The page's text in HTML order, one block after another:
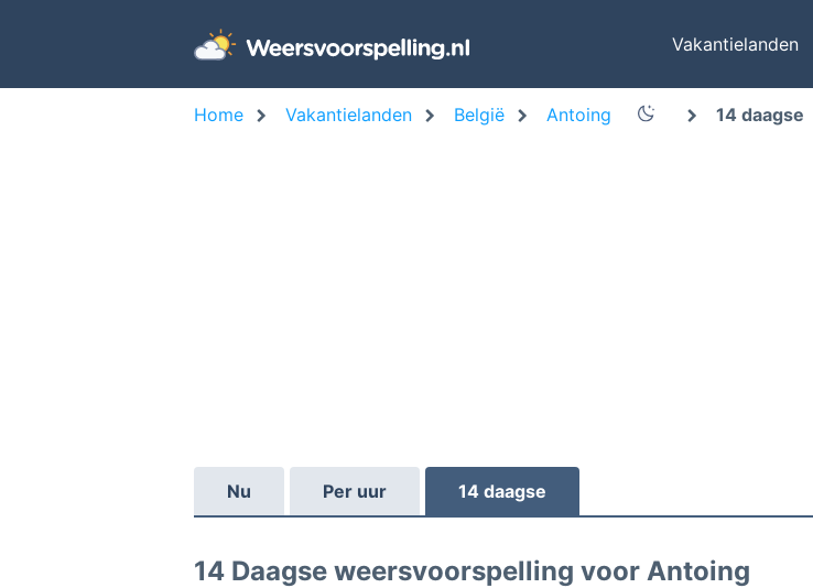
Vakantielanden
Home Vakantielanden België Antoing 14 daagse
Nu Per uur 14 daagse
14 Daagse weersvoorspelling voor Antoing